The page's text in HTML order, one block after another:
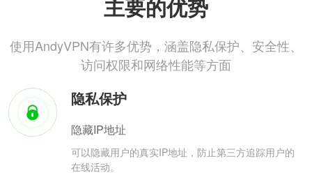
主要的优势
使用AndyVPN有许多优势，涵盖隐私保护、安全性、
访问权限和网络性能等方面
隐私保护
隐藏IP地址
可以隐藏用户的真实IP地址，防止第三方追踪用户的
在线活动。